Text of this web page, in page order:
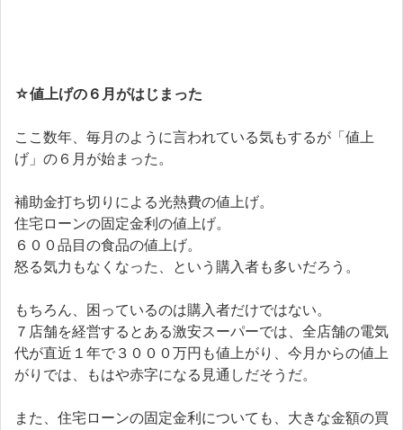
☆値上げの６月がはじまった
ここ数年、毎月のように言われている気もするが「値上
げ」の６月が始まった。
補助金打ち切りによる光熱費の値上げ。
住宅ローンの固定金利の値上げ。
６００品目の食品の値上げ。
怒る気力もなくなった、という購入者も多いだろう。
もちろん、困っているのは購入者だけではない。
７店舗を経営するとある激安スーパーでは、全店舗の電気
代が直近１年で３０００万円も値上がり、今月からの値上
がりでは、もはや赤字になる見通しだそうだ。
また、住宅ローンの固定金利についても、大きな金額の買